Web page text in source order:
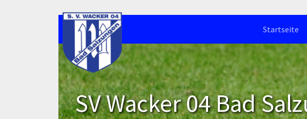
Startseite
SV Wacker 04 Bad